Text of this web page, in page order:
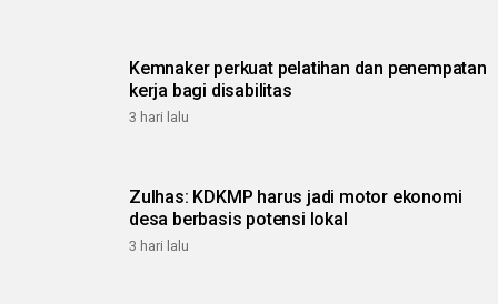
Kemnaker perkuat pelatihan dan penempatan
kerja bagi disabilitas
3 hari lalu
Zulhas: KDKMP harus jadi motor ekonomi
desa berbasis potensi lokal
3 hari lalu